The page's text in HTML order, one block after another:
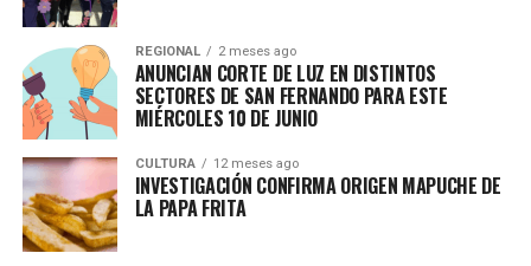
REGIONAL 2 meses ago
ANUNCIAN CORTE DE LUZ EN DISTINTOS
SECTORES DE SAN FERNANDO PARA ESTE
MIÉRCOLES 10 DE JUNIO
CULTURA 12 meses ago
INVESTIGACIÓN CONFIRMA ORIGEN MAPUCHE DE
LA PAPA FRITA